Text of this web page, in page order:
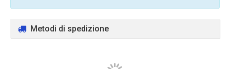
Metodi di spedizione